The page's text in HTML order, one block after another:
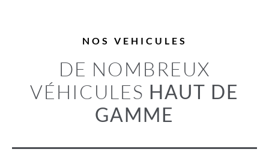
NOS VEHICULES
DE NOMBREUX
VÉHICULES HAUT DE
GAMME